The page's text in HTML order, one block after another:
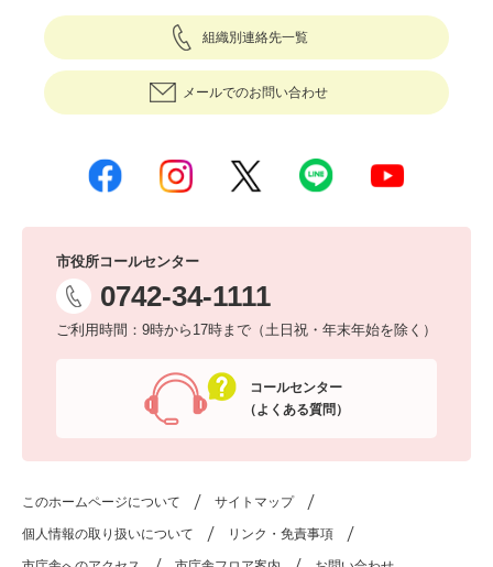
組織別連絡先一覧
メールでのお問い合わせ
市役所コールセンター
0742-34-1111
ご利用時間：9時から17時まで（土日祝・年末年始を除く）
コールセンター
（よくある質問）
このホームページについて サイトマップ
個人情報の取り扱いについて リンク・免責事項